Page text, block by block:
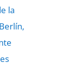
la